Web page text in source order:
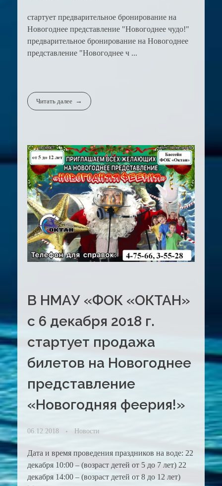
стартует предварительное бронирование на
Новогоднее представление "Новогоднее чудо!"
предварительное бронирование на Новогоднее
представление "Новогоднее ч ...
Читать далее
В НМАУ «ФОК «ОКТАН»
с 6 декабря 2018 г.
стартует продажа
билетов на Новогоднее
представление
«Новогодняя феерия!»
06.12.2018 Новости
Дата и время проведения праздников на воде: 22
декабря 10:00 – (возраст детей от 5 до 7 лет) 22
декабря 14:00 – (возраст детей от 8 до 12 лет)